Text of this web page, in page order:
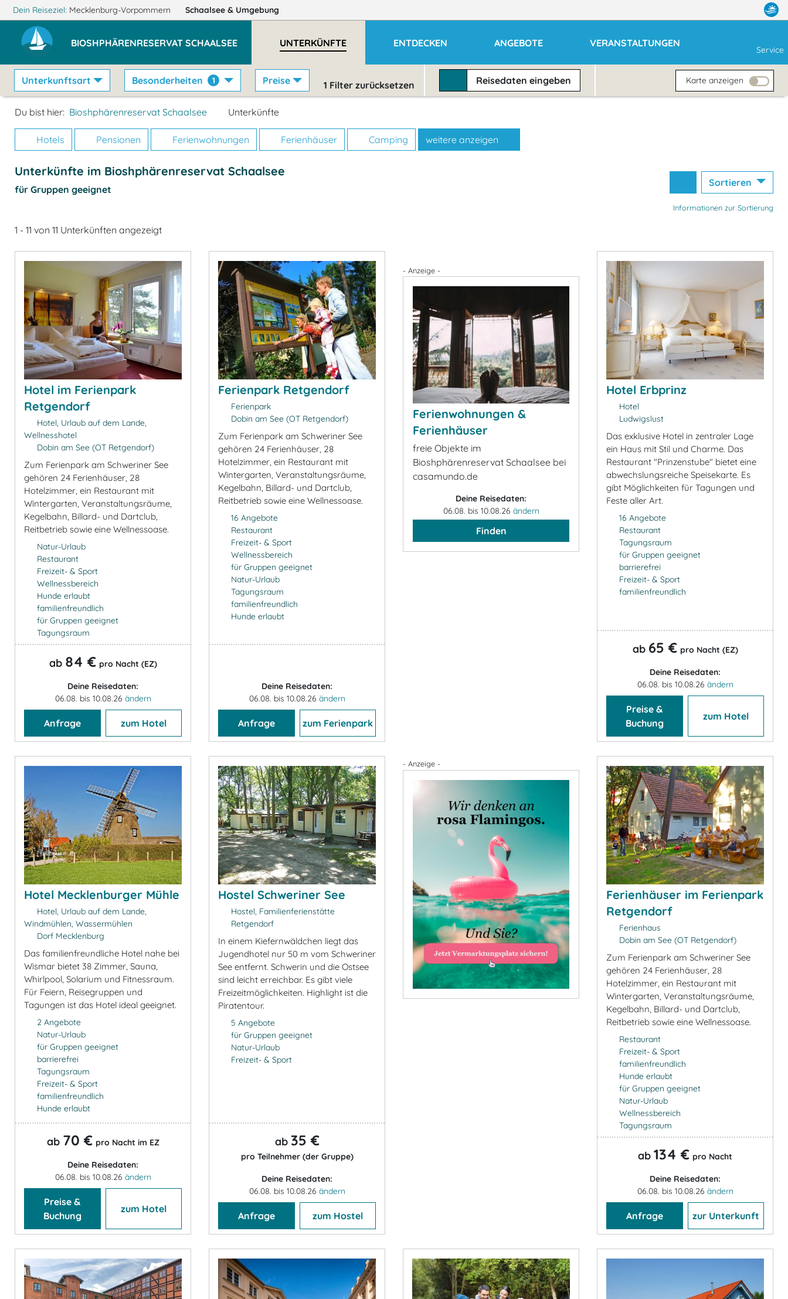
Dein Reiseziel: Mecklenburg-Vorpommern Schaalsee & Umgebung
BIOSHPHÄRENRESERVAT SCHAALSEE UNTERKÜNFTE ENTDECKEN ANGEBOTE VERANSTALTUNGEN
Service
Unterkunftsart Besonderheiten 1 Preise 1 Filter zurücksetzen Reisedateneingeben Karte anzeigen
Du bist hier: Bioshphärenreservat Schaalsee Unterkünfte
Hotels Pensionen Ferienwohnungen Ferienhäuser Camping weitere anzeigen
Unterkünfte im Bioshphärenreservat Schaalsee
für Gruppen geeignet
Sortieren
Informationen zur Sortierung
1 - 11 von 11 Unterkünften angezeigt
Hotel im Ferienpark
Retgendorf
Hotel, Urlaub auf dem Lande,
Wellnesshotel
Dobin am See (OT Retgendorf)
Zum Ferienpark am Schweriner See
gehören 24 Ferienhäuser, 28
Hotelzimmer, ein Restaurant mit
Wintergarten, Veranstaltungsräume,
Kegelbahn, Billard- und Dartclub,
Reitbetrieb sowie eine Wellnessoase.
Natur-Urlaub
Restaurant
Freizeit- & Sport
Wellnessbereich
Hunde erlaubt
familienfreundlich
für Gruppen geeignet
Tagungsraum
ab 84 € pro Nacht (EZ)
Deine Reisedaten:
06.08. bis 10.08.26 ändern
Anfrage zum Hotel
Ferienpark Retgendorf
Ferienpark
Dobin am See (OT Retgendorf)
Zum Ferienpark am Schweriner See
gehören 24 Ferienhäuser, 28
Hotelzimmer, ein Restaurant mit
Wintergarten, Veranstaltungsräume,
Kegelbahn, Billard- und Dartclub,
Reitbetrieb sowie eine Wellnessoase.
16 Angebote
Restaurant
Freizeit- & Sport
Wellnessbereich
für Gruppen geeignet
Natur-Urlaub
Tagungsraum
familienfreundlich
Hunde erlaubt
Deine Reisedaten:
06.08. bis 10.08.26 ändern
Anfrage zum Ferienpark
- Anzeige -
Ferienwohnungen &
Ferienhäuser
freie Objekte im
Bioshphärenreservat Schaalsee bei
casamundo.de
Deine Reisedaten:
06.08. bis 10.08.26 ändern
Finden
Hotel Erbprinz
Hotel
Ludwigslust
Das exklusive Hotel in zentraler Lage
ein Haus mit Stil und Charme. Das
Restaurant "Prinzenstube" bietet eine
abwechslungsreiche Speisekarte. Es
gibt Möglichkeiten für Tagungen und
Feste aller Art.
16 Angebote
Restaurant
Tagungsraum
für Gruppen geeignet
barrierefrei
Freizeit- & Sport
familienfreundlich
ab 65 € pro Nacht (EZ)
Deine Reisedaten:
06.08. bis 10.08.26 ändern
Preise &
Buchung
zum Hotel
Hotel Mecklenburger Mühle
Hotel, Urlaub auf dem Lande,
Windmühlen, Wassermühlen
Dorf Mecklenburg
Das familienfreundliche Hotel nahe bei
Wismar bietet 38 Zimmer, Sauna,
Whirlpool, Solarium und Fitnessraum.
Für Feiern, Reisegruppen und
Tagungen ist das Hotel ideal geeignet.
2 Angebote
Natur-Urlaub
für Gruppen geeignet
barrierefrei
Tagungsraum
Freizeit- & Sport
familienfreundlich
Hunde erlaubt
ab 70 € pro Nacht im EZ
Deine Reisedaten:
06.08. bis 10.08.26 ändern
Preise &
Buchung
zum Hotel
Hostel Schweriner See
Hostel, Familienferienstätte
Retgendorf
In einem Kiefernwäldchen liegt das
Jugendhotel nur 50 m vom Schweriner
See entfernt. Schwerin und die Ostsee
sind leicht erreichbar. Es gibt viele
Freizeitmöglichkeiten. Highlight ist die
Piratentour.
5 Angebote
für Gruppen geeignet
Natur-Urlaub
Freizeit- & Sport
ab 35 €
pro Teilnehmer (der Gruppe)
Deine Reisedaten:
06.08. bis 10.08.26 ändern
Anfrage zum Hostel
- Anzeige -
Ferienhäuser im Ferienpark
Retgendorf
Ferienhaus
Dobin am See (OT Retgendorf)
Zum Ferienpark am Schweriner See
gehören 24 Ferienhäuser, 28
Hotelzimmer, ein Restaurant mit
Wintergarten, Veranstaltungsräume,
Kegelbahn, Billard- und Dartclub,
Reitbetrieb sowie eine Wellnessoase.
Restaurant
Freizeit- & Sport
familienfreundlich
Hunde erlaubt
für Gruppen geeignet
Natur-Urlaub
Wellnessbereich
Tagungsraum
ab 134 € pro Nacht
Deine Reisedaten:
06.08. bis 10.08.26 ändern
Anfrage zur Unterkunft